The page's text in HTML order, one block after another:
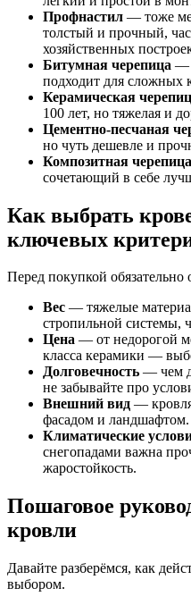
Профнастил — тоже
толстый и прочный,
хозяйственных
Битумная черепица —
подходит для сложных
Керамическая
100 лет, но тяжелая и
Цементно-песчаная
но чуть дешевле и
Композитная черепица
сочетающий в себе
Как выбрать
ключевых
Перед покупкой
Вес — тяжелые
стропильной системы,
Цена — от недорогой
класса керамики —
Долговечность — чем
не забывайте про
Внешний вид —
фасадом и ландшафтом.
Климатические
снегопадами важна
жаростойкость.
Пошаговое
кровли
Давайте разберёмся, как
выбором.